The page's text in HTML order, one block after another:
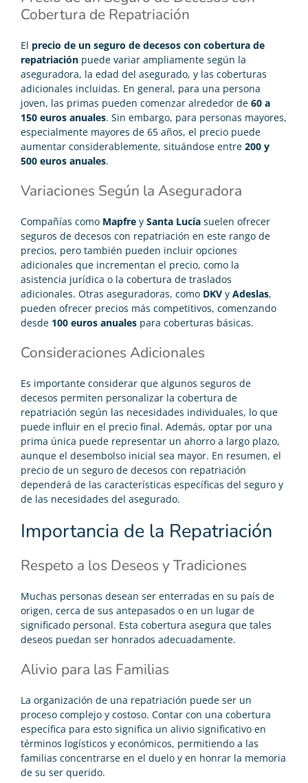
Cobertura de Repatriación
El precio de un seguro de decesos con cobertura de
repatriación puede variar ampliamente según la
aseguradora, la edad del asegurado, y las coberturas
adicionales incluidas. En general, para una persona
joven, las primas pueden comenzar alrededor de 60 a
150 euros anuales. Sin embargo, para personas mayores,
especialmente mayores de 65 años, el precio puede
aumentar considerablemente, situándose entre 200 y
500 euros anuales.
Variaciones Según la Aseguradora
Compañías como Mapfre y Santa Lucía suelen ofrecer
seguros de decesos con repatriación en este rango de
precios, pero también pueden incluir opciones
adicionales que incrementan el precio, como la
asistencia jurídica o la cobertura de traslados
adicionales. Otras aseguradoras, como DKV y Adeslas,
pueden ofrecer precios más competitivos, comenzando
desde 100 euros anuales para coberturas básicas.
Consideraciones Adicionales
Es importante considerar que algunos seguros de
decesos permiten personalizar la cobertura de
repatriación según las necesidades individuales, lo que
puede influir en el precio final. Además, optar por una
prima única puede representar un ahorro a largo plazo,
aunque el desembolso inicial sea mayor. En resumen, el
precio de un seguro de decesos con repatriación
dependerá de las características específicas del seguro y
de las necesidades del asegurado.
Importancia de la Repatriación
Respeto a los Deseos y Tradiciones
Muchas personas desean ser enterradas en su país de
origen, cerca de sus antepasados o en un lugar de
significado personal. Esta cobertura asegura que tales
deseos puedan ser honrados adecuadamente.
Alivio para las Familias
La organización de una repatriación puede ser un
proceso complejo y costoso. Contar con una cobertura
específica para esto significa un alivio significativo en
términos logísticos y económicos, permitiendo a las
familias concentrarse en el duelo y en honrar la memoria
de su ser querido.